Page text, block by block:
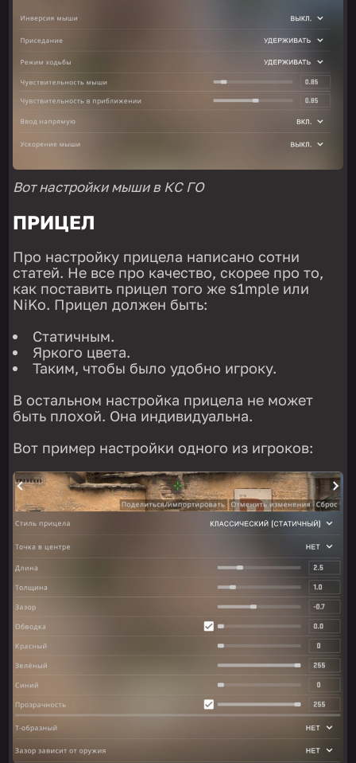
Вот настройки мыши в КС ГО
ПРИЦЕЛ
Про настройку прицела написано сотни
статей. Не все про качество, скорее про то,
как поставить прицел того же s1mple или
NiKo. Прицел должен быть:
Статичным.
Яркого цвета.
Таким, чтобы было удобно игроку.
В остальном настройка прицела не может
быть плохой. Она индивидуальна.
Вот пример настройки одного из игроков: